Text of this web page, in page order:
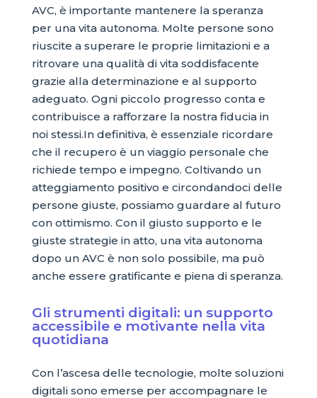
AVC, è importante mantenere la speranza
per una vita autonoma. Molte persone sono
riuscite a superare le proprie limitazioni e a
ritrovare una qualità di vita soddisfacente
grazie alla determinazione e al supporto
adeguato. Ogni piccolo progresso conta e
contribuisce a rafforzare la nostra fiducia in
noi stessi.In definitiva, è essenziale ricordare
che il recupero è un viaggio personale che
richiede tempo e impegno. Coltivando un
atteggiamento positivo e circondandoci delle
persone giuste, possiamo guardare al futuro
con ottimismo. Con il giusto supporto e le
giuste strategie in atto, una vita autonoma
dopo un AVC è non solo possibile, ma può
anche essere gratificante e piena di speranza.
Gli strumenti digitali: un supporto
accessibile e motivante nella vita
quotidiana
Con l’ascesa delle tecnologie, molte soluzioni
digitali sono emerse per accompagnare le